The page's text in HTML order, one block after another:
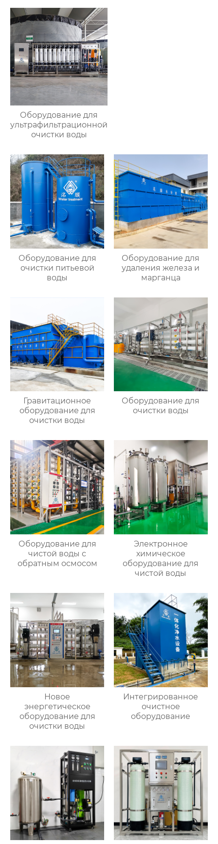
Оборудование для
ультрафильтрационной
очистки воды
Оборудование для
очистки питьевой
воды
Оборудование для
удаления железа и
марганца
Гравитационное
оборудование для
очистки воды
Оборудование для
очистки воды
Оборудование для
чистой воды с
обратным осмосом
Электронное
химическое
оборудование для
чистой воды
Новое
энергетическое
оборудование для
очистки воды
Интегрированное
очистное
оборудование